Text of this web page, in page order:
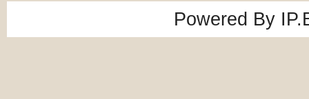
Powered By